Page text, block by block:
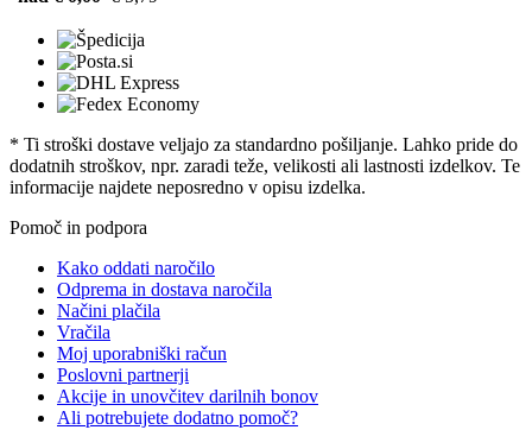
* Ti stroški dostave veljajo za standardno pošiljanje. Lahko pride do
dodatnih stroškov, npr. zaradi teže, velikosti ali lastnosti izdelkov. Te
informacije najdete neposredno v opisu izdelka.
Pomoč in podpora
Kako oddati naročilo
Odprema in dostava naročila
Načini plačila
Vračila
Moj uporabniški račun
Poslovni partnerji
Akcije in unovčitev darilnih bonov
Ali potrebujete dodatno pomoč?